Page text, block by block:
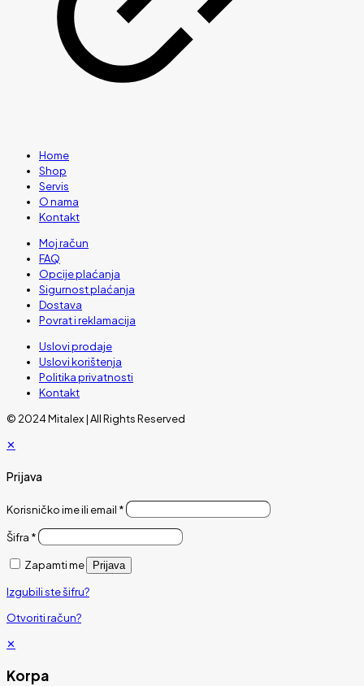
Home
Shop
Servis
O nama
Kontakt
Moj račun
FAQ
Opcije plaćanja
Sigurnost plaćanja
Dostava
Povrat i reklamacija
Uslovi prodaje
Uslovi korištenja
Politika privatnosti
Kontakt
© 2024 Mitalex | All Rights Reserved
✕
Prijava
Korisničko ime ili email *
Šifra *
Zapamti me Prijava
Izgubili ste šifru?
Otvoriti račun?
✕
Korpa